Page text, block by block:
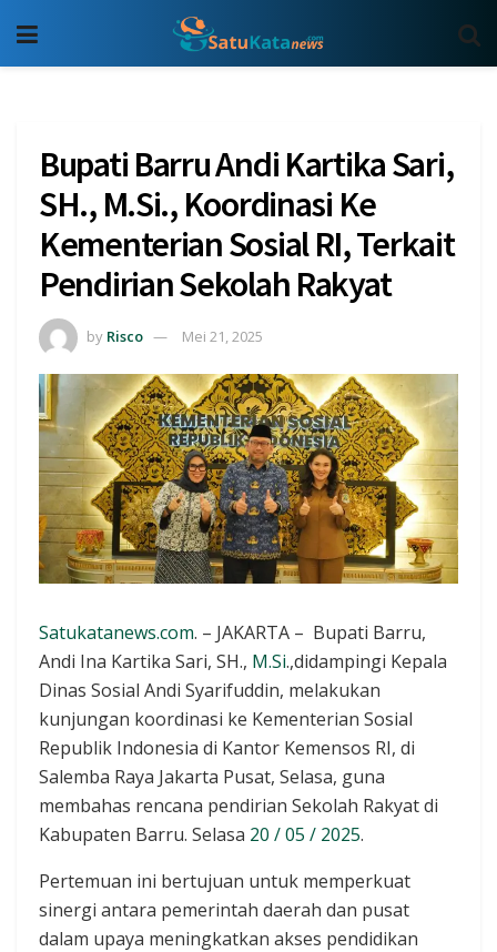
Bupati Barru Andi Kartika Sari,
SH., M.Si., Koordinasi Ke
Kementerian Sosial RI, Terkait
Pendirian Sekolah Rakyat
by Risco Mei 21, 2025
Satukatanews.com. – JAKARTA – Bupati Barru,
Andi Ina Kartika Sari, SH., M.Si.,didampingi Kepala
Dinas Sosial Andi Syarifuddin, melakukan
kunjungan koordinasi ke Kementerian Sosial
Republik Indonesia di Kantor Kemensos RI, di
Salemba Raya Jakarta Pusat, Selasa, guna
membahas rencana pendirian Sekolah Rakyat di
Kabupaten Barru. Selasa 20 / 05 / 2025.
Pertemuan ini bertujuan untuk memperkuat
sinergi antara pemerintah daerah dan pusat
dalam upaya meningkatkan akses pendidikan